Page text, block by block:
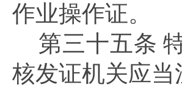
作业操作证。
第三十五条
核发证机关应